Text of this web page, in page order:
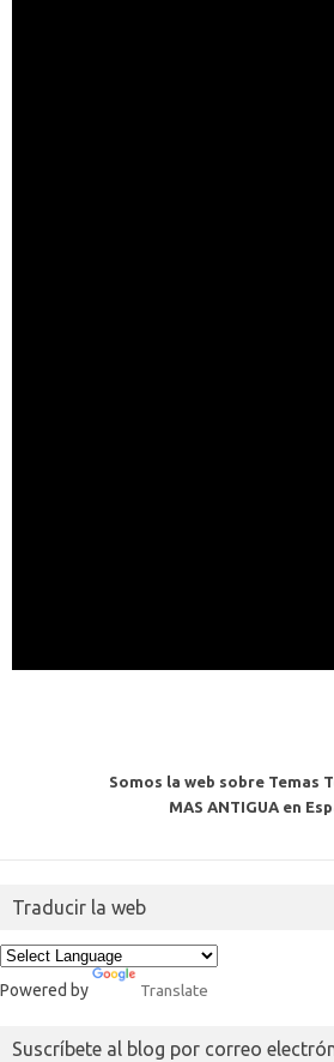
Somos la web sobre Temas
MAS ANTIGUA en
Traducir la web
Powered by Translate
Suscríbete al blog por correo